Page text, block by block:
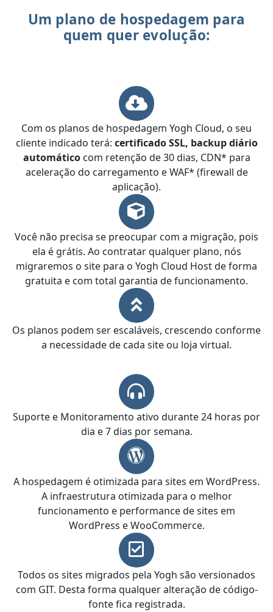
Um plano de hospedagem para
quem quer evolução:
Com os planos de hospedagem Yogh Cloud, o seu
cliente indicado terá: certificado SSL, backup diário
automáticocom retenção de 30 dias, CDN* para
aceleração do carregamento e WAF* (firewall de
aplicação).
Você não precisa se preocupar com a migração, pois
ela é grátis. Ao contratar qualquer plano, nós
migraremos o site para o Yogh Cloud Host de forma
gratuita e com total garantia de funcionamento.
Os planos podem ser escaláveis, crescendo conforme
a necessidade de cada site ou loja virtual.
Suporte e Monitoramento ativo durante 24 horas por
dia e 7 dias por semana.
A hospedagem é otimizada para sites em WordPress.
A infraestrutura otimizada para o melhor
funcionamento e performance de sites em
WordPress e WooCommerce.
Todos os sites migrados pela Yogh são versionados
com GIT. Desta forma qualquer alteração de código-
fonte fica registrada.